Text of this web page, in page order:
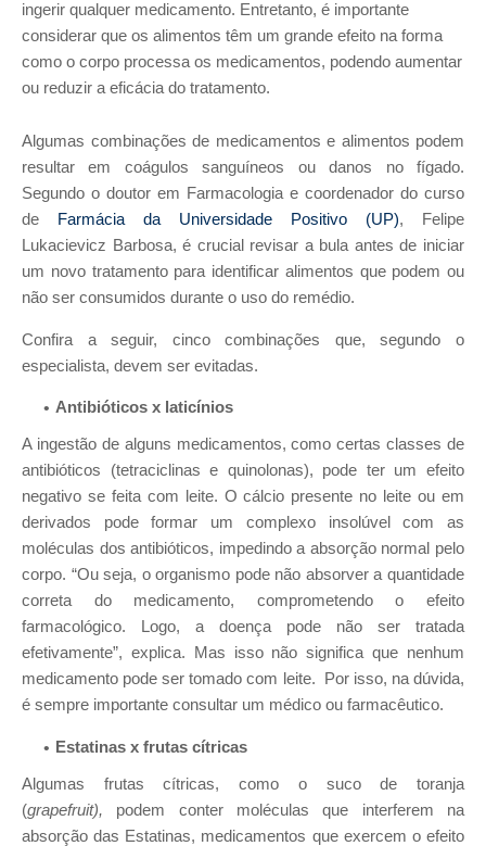
ingerir qualquer medicamento. Entretanto, é importante
considerar que os alimentos têm um grande efeito na forma
como o corpo processa os medicamentos, podendo aumentar
ou reduzir a eficácia do tratamento.
Algumas combinações de medicamentos e alimentos podem
resultar em coágulos sanguíneos ou danos no fígado.
Segundo o doutor em Farmacologia e coordenador do curso
de
Farmácia da Universidade Positivo (UP), Felipe
Lukacievicz Barbosa, é crucial revisar a bula antes de iniciar
um novo tratamento para identificar alimentos que podem ou
não ser consumidos durante o uso do remédio.
Confira a seguir, cinco combinações que, segundo o
especialista, devem ser evitadas.
Antibióticos x laticínios
A ingestão de alguns medicamentos, como certas classes de
antibióticos (tetraciclinas e quinolonas), pode ter um efeito
negativo se feita com leite. O cálcio presente no leite ou em
derivados pode formar um complexo insolúvel com as
moléculas dos antibióticos, impedindo a absorção normal pelo
corpo. “Ou seja, o organismo pode não absorver a quantidade
correta do medicamento, comprometendo o efeito
farmacológico. Logo, a doença pode não ser tratada
efetivamente”, explica. Mas isso não significa que nenhum
medicamento pode ser tomado com leite. Por isso, na dúvida,
é sempre importante consultar um médico ou farmacêutico.
Estatinas x frutas cítricas
Algumas frutas cítricas, como o suco de toranja
(grapefruit), podem conter moléculas que interferem na
absorção das Estatinas, medicamentos que exercem o efeito